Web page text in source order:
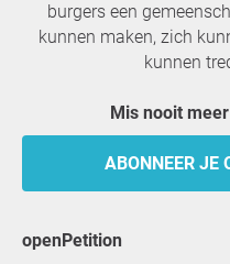
burgers een
kunnen maken, zich
kunnen
Mis nooit
ABONNEER JE
openPetition